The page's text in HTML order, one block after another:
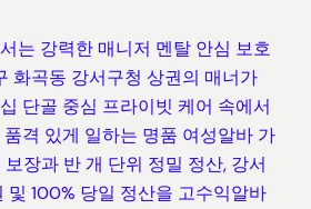
는 강력한 매니저 멘탈 안심 보호
화곡동 강서구청 상권의 매너가
단골 중심 프라이빗 케어 속에서
격 있게 일하는 명품 여성알바 가
장과 반 개 단위 정밀 정산, 강서
및 100% 당일 정산을 고수익알바